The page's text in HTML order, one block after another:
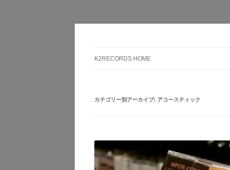
K2RECORDS HOME
カテゴリー別アーカイブ: アコースティック